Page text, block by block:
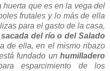
que es en la vega del
frutales y lo más de ella
para el gasto de la casa,
del río o del Salado
de ella, en el mismo ribazo
fundado un humilladero
esparcimiento de los